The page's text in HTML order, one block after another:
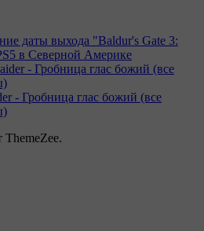
даты выхода "Baldur's Gate 3:
в Северной Америке
- Гробница глас божий (все
ThemeZee.